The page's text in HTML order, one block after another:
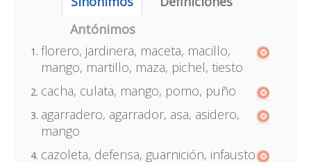
Antónimos
florero, jardinera, maceta, macillo,
mango, martillo, maza, pichel, tiesto
cacha, culata, mango, pomo, puño
agarradero, agarrador, asa, asidero,
mango
cazoleta, defensa, guarnición, infausto